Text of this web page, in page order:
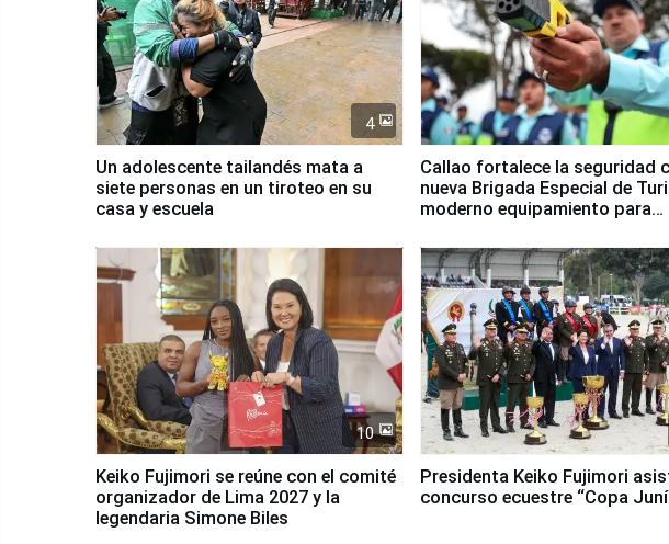
4
Un adolescente tailandés mata a
siete personas en un tiroteo en su
casa y escuela
Callao fortalece la seguridad
nueva Brigada Especial de
moderno equipamiento para
10
Keiko Fujimori se reúne con el comité
organizador de Lima 2027 y la
legendaria Simone Biles
Presidenta Keiko Fujimori
concurso ecuestre “Copa